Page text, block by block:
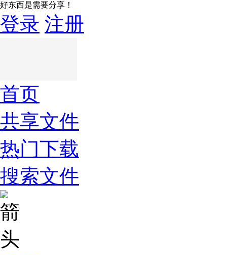
好东西是需要分享！
登录 注册
首页
共享文件
热门下载
搜索文件